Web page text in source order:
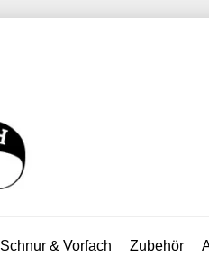
Schnur & Vorfach Zubehör